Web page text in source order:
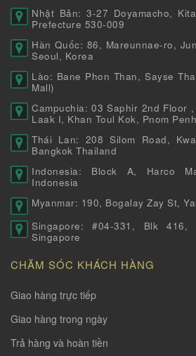
Nhật Bản: 3-27 Doyamacho,
Prefecture 530-009
Hàn Quốc: 86, Mareunnae-ro,
Seoul, Korea
Lào: Bane Phon Than, Sayse
Mall)
Campuchia: 03 Saphir 2nd Floor
Laak I, Khan Toul Kok, Pnom Penh
Thái Lan: 208 Silom Road,
Bangkok Thailand
Indonesia: Block A, Harco
Indonesia
Myanmar: 190, Bogalay Zay St,
Singapore: #04-331, Blk
Singapore
CHĂM SÓC KHÁCH HÀNG
Giao hàng trực tiếp
Giao hàng trong ngày
Trả hàng và hoàn tiền